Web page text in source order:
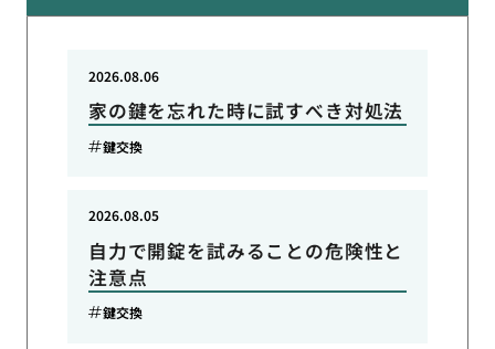
家の鍵を忘れた時に試すべき対処法
2026.08.06
鍵交換
自力で開錠を試みることの危険性と
注意点
2026.08.05
鍵交換